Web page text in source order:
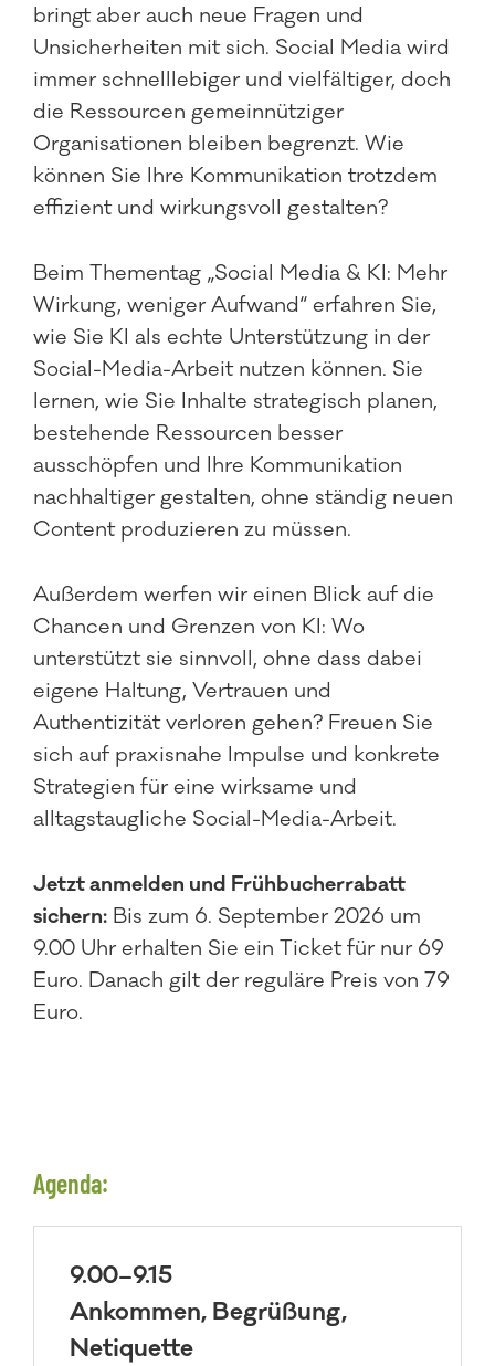
bringt aber auch neue Fragen und
Unsicherheiten mit sich. Social Media wird
immer schnelllebiger und vielfältiger, doch
die Ressourcen gemeinnütziger
Organisationen bleiben begrenzt. Wie
können Sie Ihre Kommunikation trotzdem
effizient und wirkungsvoll gestalten?
Beim Thementag „Social Media & KI: Mehr
Wirkung, weniger Aufwand“ erfahren Sie,
wie Sie KI als echte Unterstützung in der
Social-Media-Arbeit nutzen können. Sie
lernen, wie Sie Inhalte strategisch planen,
bestehende Ressourcen besser
ausschöpfen und Ihre Kommunikation
nachhaltiger gestalten, ohne ständig neuen
Content produzieren zu müssen.
Außerdem werfen wir einen Blick auf die
Chancen und Grenzen von KI: Wo
unterstützt sie sinnvoll, ohne dass dabei
eigene Haltung, Vertrauen und
Authentizität verloren gehen? Freuen Sie
sich auf praxisnahe Impulse und konkrete
Strategien für eine wirksame und
alltagstaugliche Social-Media-Arbeit.
Jetzt anmelden und Frühbucherrabatt
sichern: Bis zum 6. September 2026 um
9.00 Uhr erhalten Sie ein Ticket für nur 69
Euro. Danach gilt der reguläre Preis von 79
Euro.
Agenda:
9.00–9.15
Ankommen, Begrüßung,
Netiquette